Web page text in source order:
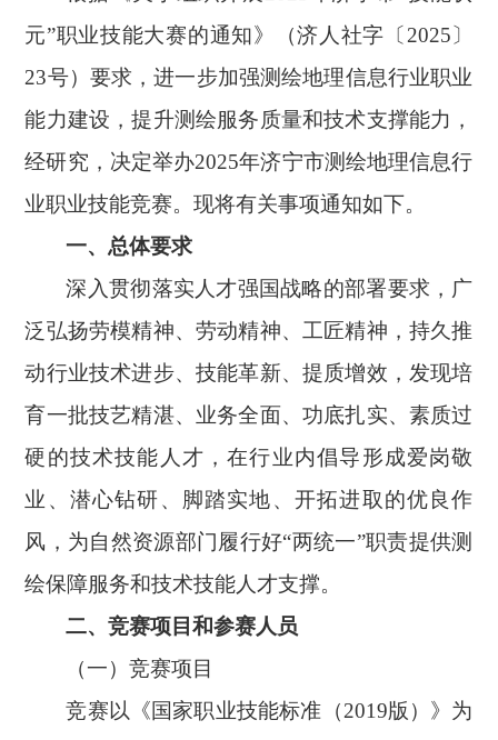
元”职业技能大赛的通知》（济人社字〔2025〕
23号）要求，进一步加强测绘地理信息行业职业
能力建设，提升测绘服务质量和技术支撑能力，
经研究，决定举办2025年济宁市测绘地理信息行
业职业技能竞赛。现将有关事项通知如下。
一、总体要求
深入贯彻落实人才强国战略的部署要求，广
泛弘扬劳模精神、劳动精神、工匠精神，持久推
动行业技术进步、技能革新、提质增效，发现培
育一批技艺精湛、业务全面、功底扎实、素质过
硬的技术技能人才，在行业内倡导形成爱岗敬
业、潜心钻研、脚踏实地、开拓进取的优良作
风，为自然资源部门履行好“两统一”职责提供测
绘保障服务和技术技能人才支撑。
二、竞赛项目和参赛人员
（一）竞赛项目
竞赛以《国家职业技能标准 （2019版） 》为